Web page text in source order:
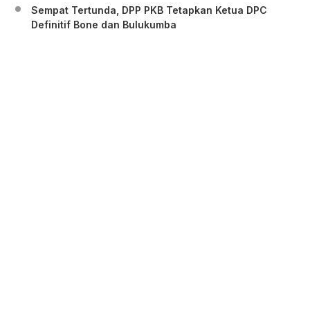
Sempat Tertunda, DPP PKB Tetapkan Ketua DPC
Definitif Bone dan Bulukumba